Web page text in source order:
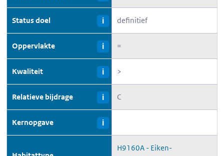
Status doel i definitief
Oppervlakte i =
Kwaliteit i >
Relatieve bijdrage i C
Kernopgave i
H9160A - Eiken-